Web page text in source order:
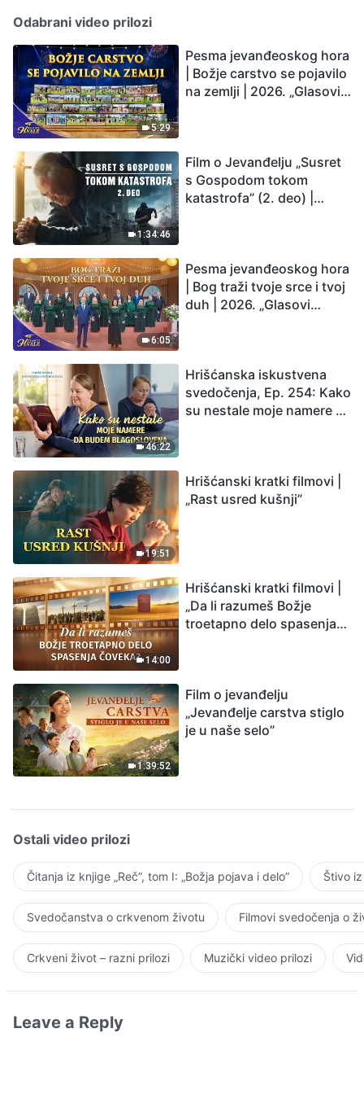
Odabrani video prilozi
5:29
Pesma jevanđeoskog hora
| Božje carstvo se pojavilo
na zemlji | 2026. „Glasovi
1:34:46
Film o Jevanđelju „Susret
s Gospodom tokom
katastrofa” (2. deo) |
Čovečanstvo ulazi u
odbrojavanje. Da li ste
pronašli način da
6:05
Pesma jevanđeoskog hora
| Bog traži tvoje srce i tvoj
duh | 2026. „Glasovi
46:22
Hrišćanska iskustvena
svedočenja, Ep. 254: Kako
su nestale moje namere da
19:51
Hrišćanski kratki filmovi |
„Rast usred kušnji”
14:00
Hrišćanski kratki filmovi |
„Da li razumeš Božje
troetapno delo spasenja
1:39:52
Film o jevanđelju
„Jevanđelje carstva stiglo
je u naše selo”
Ostali video prilozi
Čitanja iz knjige „Reč”, tom I: „Božja pojava i delo” Štivo
Svedočanstva o crkvenom životu Filmovi svedočenja o
Crkveni život – razni prilozi Muzički video prilozi
Leave a Reply